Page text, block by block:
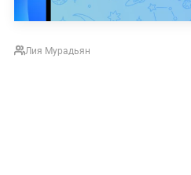
Лия Мурадьян